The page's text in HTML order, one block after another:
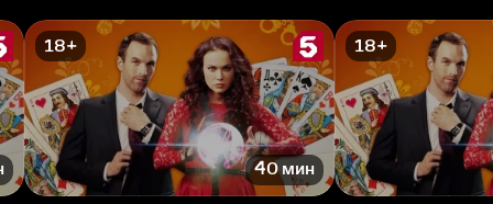
18+
40 мин
18+